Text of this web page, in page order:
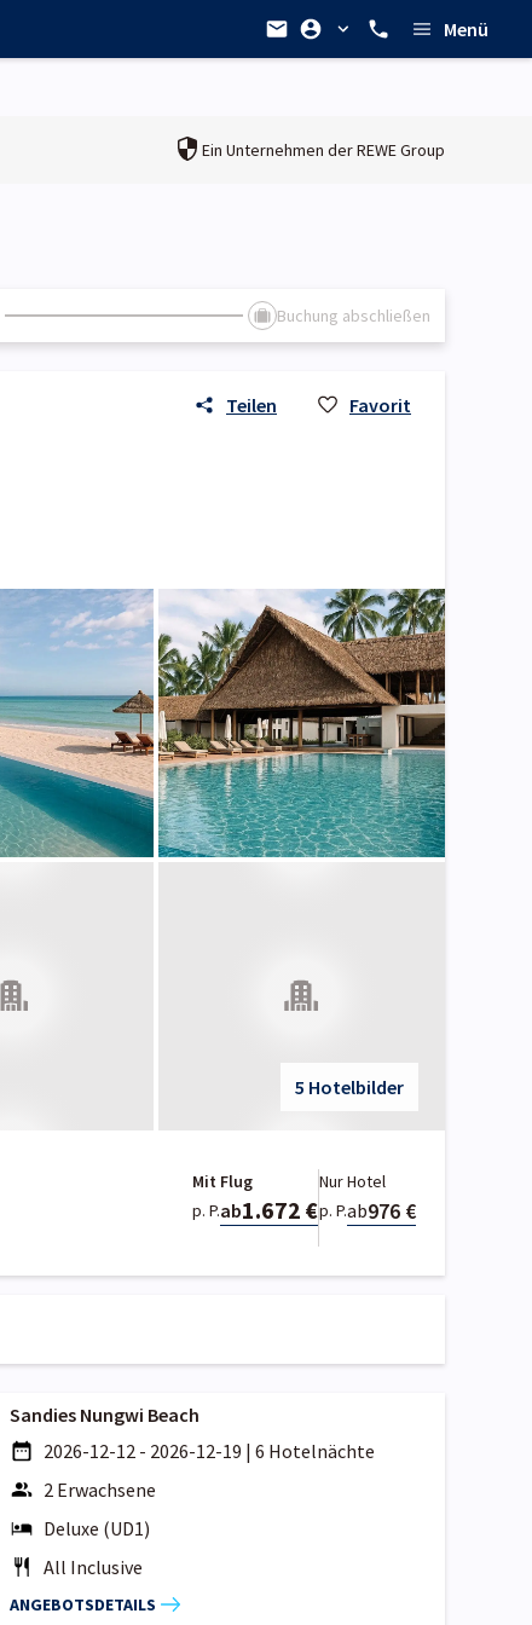
Menü
Ein Unternehmen derREWE Group
Buchung abschließen
Teilen Favorit
5 Hotelbilder
Mit Flug
p. P.ab1.672 €
Nur Hotel
p. P.ab976 €
Sandies Nungwi Beach
2026-12-12 - 2026-12-19 | 6 Hotelnächte
2 Erwachsene
Deluxe (UD1)
All Inclusive
ANGEBOTSDETAILS